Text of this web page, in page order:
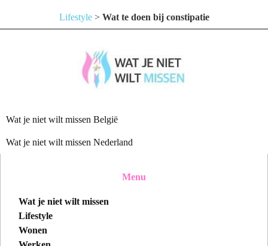
Lifestyle> Wat te doen bij constipatie
Wat je niet wilt missen België
Wat je niet wilt missen Nederland
Menu
Wat je niet wilt missen
Lifestyle
Wonen